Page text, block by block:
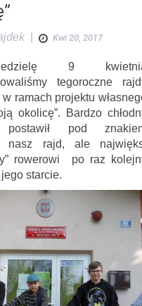
Kwi 20, 2017
9
tegoroczne
ramach projektu
okolicę”. Bardzo
postawił pod
nasz rajd, ale
rowerowi po raz
starcie.